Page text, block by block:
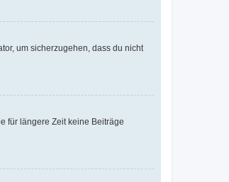
um sicherzugehen, dass du nicht
für längere Zeit keine Beiträge